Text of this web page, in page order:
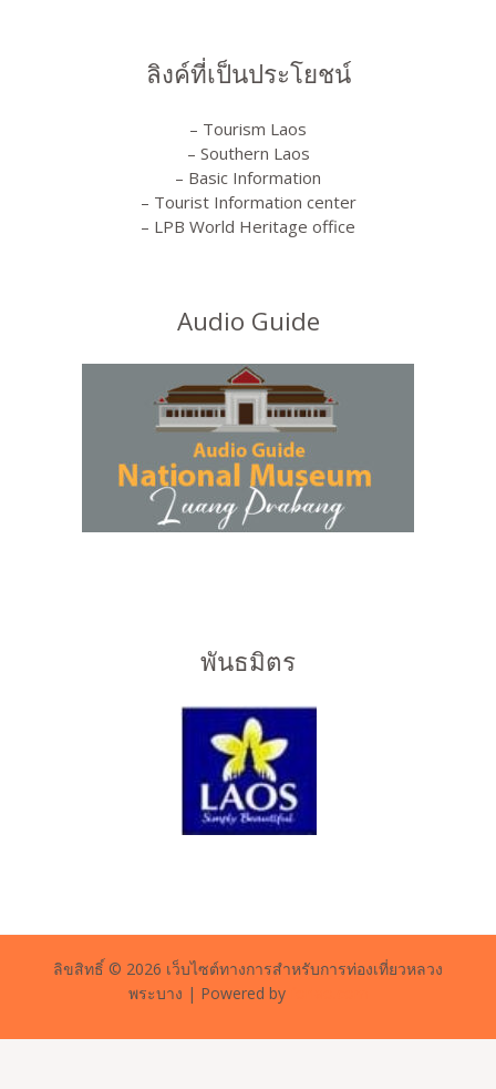
ลิงค์ที่เป็นประโยชน์
– Tourism Laos
– Southern Laos
– Basic Information
– Tourist Information center
– LPB World Heritage office
Audio Guide
พันธมิตร
ลิขสิทธิ์ © 2026 เว็บไซต์ทางการสำหรับการท่องเที่ยวหลวง
พระบาง | Powered by